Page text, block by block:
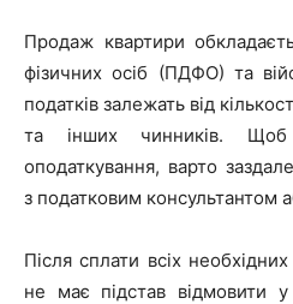
Продаж квартири
фізичних осіб (ПДФО) та
податків залежать від
та інших чинників. Щоб
оподаткування, варто
з податковим консультантом
Після сплати всіх
не має підстав відмовити